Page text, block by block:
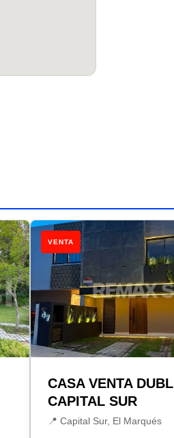
VENTA
CASA VENTA
CAPITAL SUR
📍 Capital Sur, El Marqués